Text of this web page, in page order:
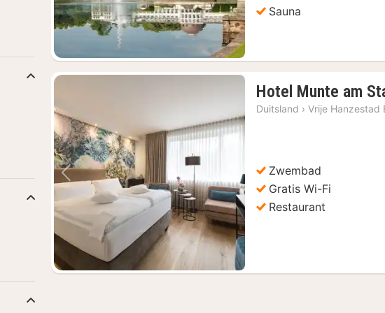
Sauna
Vorige foto Volgende foto
Hotel Munte am
Duitsland › Vrije Hanzestad
Zwembad
Gratis Wi-Fi
Restaurant